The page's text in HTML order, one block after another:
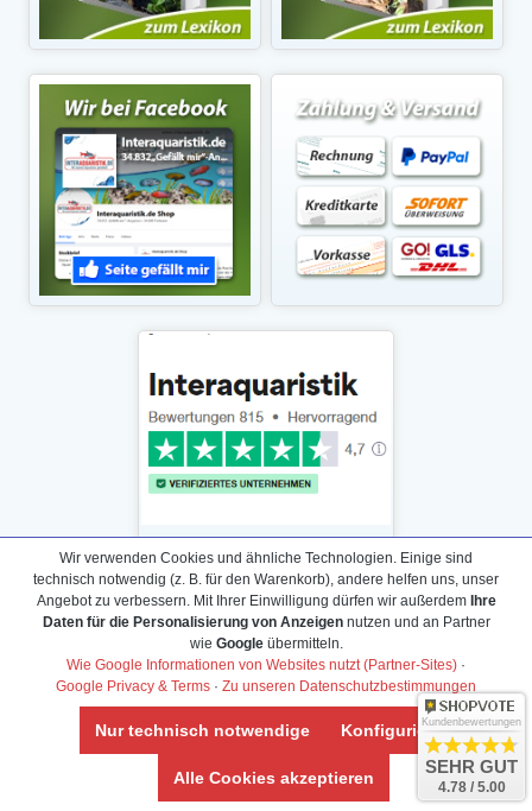
Daten­schutz­erklärung
Widerrufs­recht /Widerrufs­formular
AGB & Info
Impressum
Umwelt und Entsorgung
Vertrag widerrufen
Wir verwenden Cookies und ähnliche Technologien. Einige sind
technisch notwendig (z. B. für den Warenkorb), andere helfen uns, unser
Angebot zu verbessern. Mit Ihrer Einwilligung dürfen wir außerdem Ihre
Daten für die Personalisierung von Anzeigennutzen und an Partner
wie Googleübermitteln.
Wie Google Informationen von Websites nutzt (Partner-Sites) ·
Google Privacy & Terms · Zu unseren Datenschutzbestimmungen
Nur technisch notwendige Konfigurieren
Alle Cookies akzeptieren
Kundenbewertungen
SEHR GUT
4.78 / 5.00